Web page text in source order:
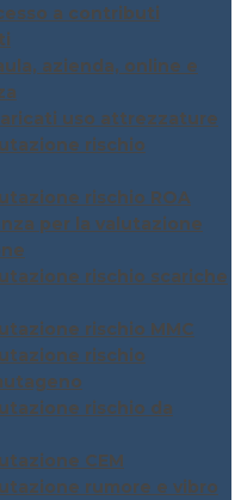
a contributi
azienda, online e
uso attrezzature
rischio
rischio ROA
per la valutazione
rischio scariche
rischio MMC
rischio
rischio da
CEM
rumore e vibro